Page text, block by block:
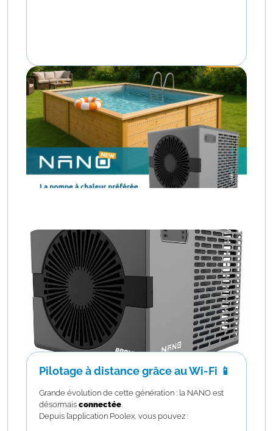
Pilotage à distance grâce au Wi-Fi 📱
Grande évolution de cette génération : la NANO est
désormais connectée.
Depuis l’application Poolex, vous pouvez :